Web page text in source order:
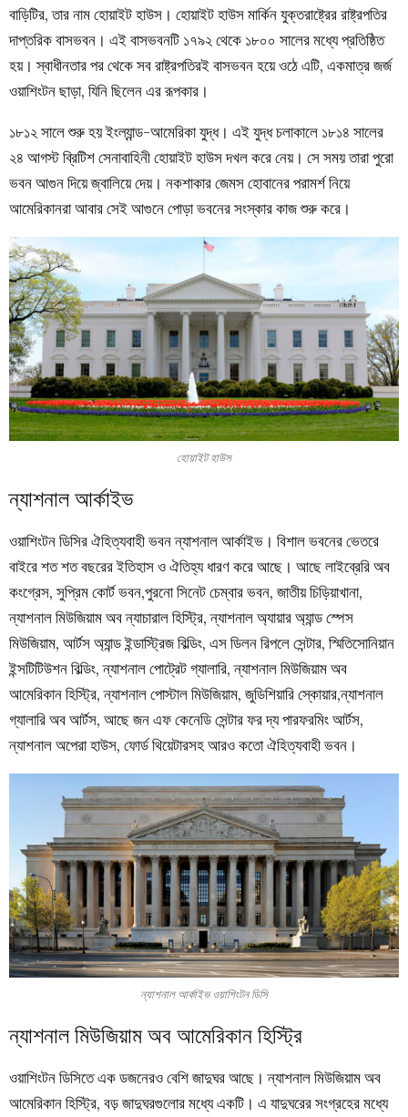
বাড়িটির, তার নাম হোয়াইট হাউস। হোয়াইট হাউস মার্কিন যুক্তরাষ্ট্রের রাষ্ট্রপতির
দাপ্তরিক বাসভবন। এই বাসভবনটি ১৭৯২ থেকে ১৮০০ সালের মধ্যে প্রতিষ্ঠিত
হয়। স্বাধীনতার পর থেকে সব রাষ্ট্রপতিরই বাসভবন হয়ে ওঠে এটি, একমাত্র জর্জ
ওয়াশিংটন ছাড়া, যিনি ছিলেন এর রূপকার।
১৮১২ সালে শুরু হয় ইংল্যান্ড-আমেরিকা যুদ্ধ। এই যুদ্ধ চলাকালে ১৮১৪ সালের
২৪ আগস্ট ব্রিটিশ সেনাবাহিনী হোয়াইট হাউস দখল করে নেয়। সে সময় তারা পুরো
ভবন আগুন দিয়ে জ্বালিয়ে দেয়। নকশাকার জেমস হোবানের পরামর্শ নিয়ে
আমেরিকানরা আবার সেই আগুনে পোড়া ভবনের সংস্কার কাজ শুরু করে।
হোয়াইট হাউস
ন্যাশনাল আর্কাইভ
ওয়াশিংটন ডিসির ঐহিত্যবাহী ভবন ন্যাশনাল আর্কাইভ। বিশাল ভবনের ভেতরে
বাইরে শত শত বছরের ইতিহাস ও ঐতিহ্য ধারণ করে আছে। আছে লাইব্রেরি অব
কংগ্রেস, সুপ্রিম কোর্ট ভবন,পুরনো সিনেট চেম্বার ভবন, জাতীয় চিড়িয়াখানা,
ন্যাশনাল মিউজিয়াম অব ন্যাচারাল হিস্ট্রি, ন্যাশনাল অ্যায়ার অ্যান্ড স্পেস
মিউজিয়াম, আর্টস অ্যান্ড ইন্ডাস্ট্রিজ বিল্ডিং, এস ডিলন রিপলে সেন্টার, স্মিতিসোনিয়ান
ইন্সটিটিউশন বিল্ডিং, ন্যাশনাল পোট্রেট গ্যালারি, ন্যাশনাল মিউজিয়াম অব
আমেরিকান হিস্ট্রি, ন্যাশনাল পোস্টাল মিউজিয়াম, জুডিশিয়ারি স্কোয়ার,ন্যাশনাল
গ্যালারি অব আর্টস, আছে জন এফ কেনেডি সেন্টার ফর দ্য পারফরমিং আর্টস,
ন্যাশনাল অপেরা হাউস, ফোর্ড থিয়েটারসহ আরও কতো ঐহিত্যবাহী ভবন।
ন্যাশনাল আর্কাইভ ওয়াশিংটন ডিসি
ন্যাশনাল মিউজিয়াম অব আমেরিকান হিস্ট্রি
ওয়াশিংটন ডিসিতে এক ডজনেরও বেশি জাদুঘর আছে। ন্যাশনাল মিউজিয়াম অব
আমেরিকান হিস্ট্রি, বড় জাদুঘরগুলোর মধ্যে একটি। এ যাদুঘরের সংগ্রহের মধ্যে